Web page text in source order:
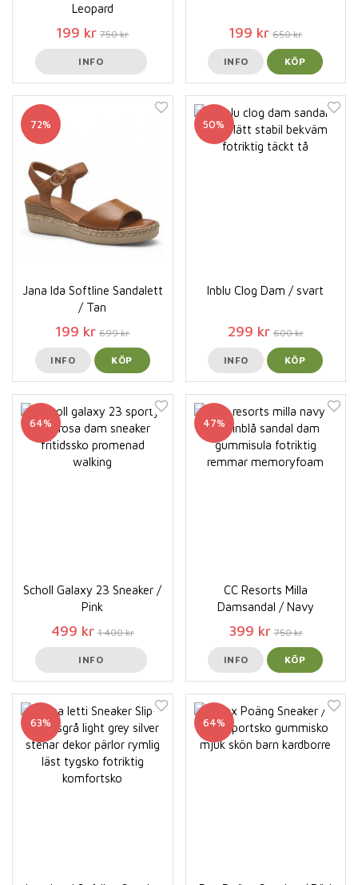
Leopard
199 kr 750 kr
INFO
199 kr 650 kr
INFO KÖP
72%
Jana Ida Softline Sandalett
/ Tan
199 kr 699 kr
INFO KÖP
50%
Inblu Clog Dam / svart
299 kr 600 kr
INFO KÖP
64%
Scholl Galaxy 23 Sneaker /
Pink
499 kr 1 400 kr
INFO
47%
CC Resorts Milla
Damsandal / Navy
399 kr 750 kr
INFO KÖP
63% 64%